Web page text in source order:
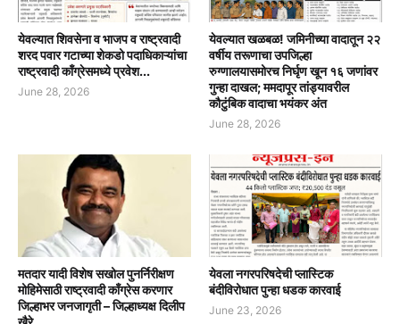
येवल्यात शिवसेना व भाजप व राष्ट्रवादी
शरद पवार गटाच्या शेकडो पदाधिकाऱ्यांचा
राष्ट्रवादी काँग्रेसमध्ये प्रवेश...
June 28, 2026
येवल्यात खळबळ! जमिनीच्या वादातून २२
वर्षीय तरूणाचा उपजिल्हा
रुग्णालयासमोरच निर्घृण खून १६ जणांवर
गुन्हा दाखल; ममदापूर तांड्यावरील
कौटुंबिक वादाचा भयंकर अंत
June 28, 2026
मतदार यादी विशेष सखोल पुनर्निरीक्षण
मोहिमेसाठी राष्ट्रवादी काँग्रेस करणार
जिल्हाभर जनजागृती – जिल्हाध्यक्ष दिलीप
येवला नगरपरिषदेची प्लास्टिक
बंदीविरोधात पुन्हा धडक कारवाई
June 23, 2026